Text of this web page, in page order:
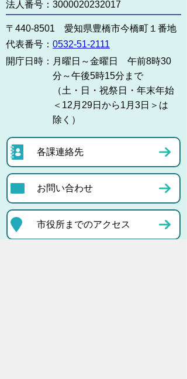
法人番号：3000020232017
〒440-8501 愛知県豊橋市今橋町１番地
代表番号： 0532-51-2111
開庁日時： 月曜日～金曜日 午前8時30
分～午後5時15分まで
（土・日・祝祭日・年末年始
＜12月29日から1月3日＞は
除く）
各課連絡先
お問い合わせ
市役所までのアクセス